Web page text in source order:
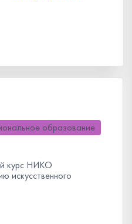
образование
курс НИКО
искусственного